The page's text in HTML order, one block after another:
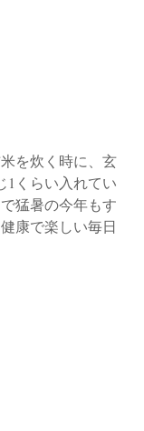
を炊く時に、玄
1くらい入れてい
猛暑の今年もす
康で楽しい毎日